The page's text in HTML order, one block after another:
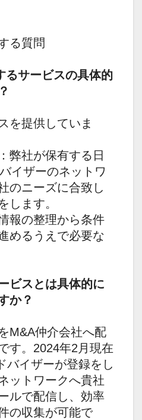
る質問
るサービスの具体的
を提供していま
弊社が保有する日
イザーのネットワ
のニーズに合致し
します。
報の整理から条件
めるうえで必要な
ビスとは具体的に
か？
M&A仲介会社へ配
す。2024年2月現在
バイザーが登録をし
ットワークへ貴社
ルで配信し、効率
の収集が可能で